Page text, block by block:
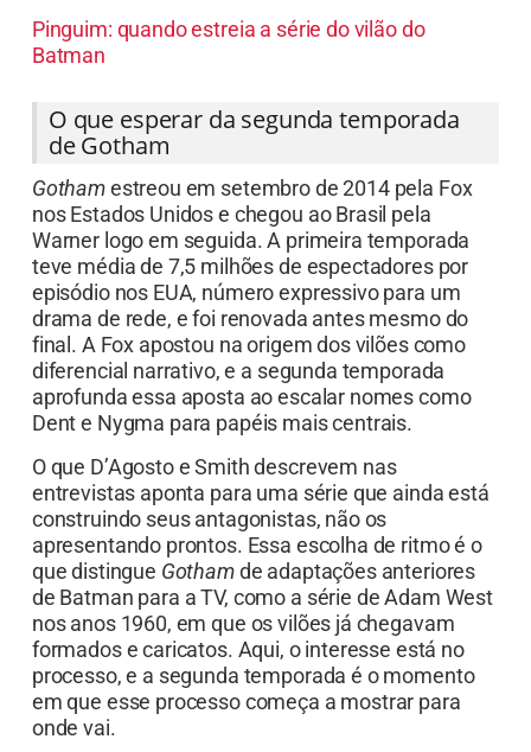
Pinguim: quando estreia a série do vilão do
Batman
O que esperar da segunda temporada
de Gotham
Gothamestreou em setembro de 2014 pela Fox
nos Estados Unidos e chegou ao Brasil pela
Warner logo em seguida. A primeira temporada
teve média de 7,5 milhões de espectadores por
episódio nos EUA, número expressivo para um
drama de rede, e foi renovada antes mesmo do
final. A Fox apostou na origem dos vilões como
diferencial narrativo, e a segunda temporada
aprofunda essa aposta ao escalar nomes como
Dent e Nygma para papéis mais centrais.
O que D’Agosto e Smith descrevem nas
entrevistas aponta para uma série que ainda está
construindo seus antagonistas, não os
apresentando prontos. Essa escolha de ritmo é o
que distingue Gothamde adaptações anteriores
de Batman para a TV, como a série de Adam West
nos anos 1960, em que os vilões já chegavam
formados e caricatos. Aqui, o interesse está no
processo, e a segunda temporada é o momento
em que esse processo começa a mostrar para
onde vai.